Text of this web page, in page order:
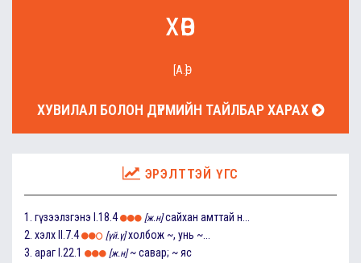
хөв
[А.Ө]
ХУВИЛАЛ БОЛОН ДҮРМИЙН ТАЙЛБАР ХАРАХ
ЭРЭЛТТЭЙ ҮГС
1. гүзээлзгэнэ I.18.4 [ж.н] сайхан амттай н...
2. хэлх II.7.4 [үй.ү] холбож ~, унь ~...
3. араг I.22.1 [ж.н] ~ савар; ~ яс